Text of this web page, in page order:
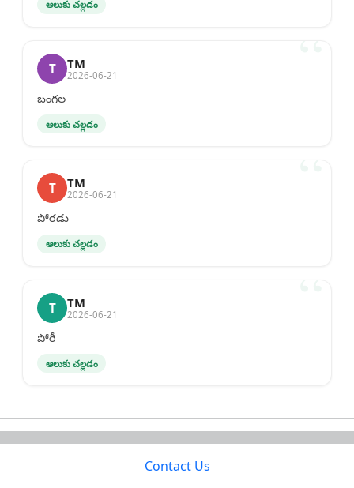
ఆలుకు చల్లడం
T TM
2026-06-21
బంగల
ఆలుకు చల్లడం
T TM
2026-06-21
పోరడు
ఆలుకు చల్లడం
T TM
2026-06-21
పోరీ
ఆలుకు చల్లడం
Contact Us